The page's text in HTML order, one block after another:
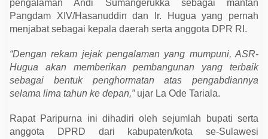
u
pengalaman Andi Sumangerukka sebagai mantan
Pangdam XIV/Hasanuddin dan Ir. Hugua yang pernah
menjabat sebagai kepala daerah serta anggota DPR RI.
“Dengan rekam jejak pengalaman yang mumpuni, ASR-
Hugua akan memberikan pembangunan yang terbaik
sebagai bentuk penghormatan atas pengabdiannya
selama lima tahun ke depan,”ujar La Ode Tariala.
Rapat Paripurna ini dihadiri oleh sejumlah bupati serta
anggota DPRD dari kabupaten/kota se-Sulawesi